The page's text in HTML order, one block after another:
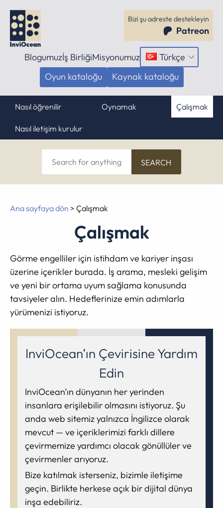
Bizi şu adreste destekleyin
Patreon
Blogumuzİş BirliğiMisyonumuz Türkçe
Menüyü
aç
Oyun kataloğu Kaynak kataloğu
Nasıl öğrenilir Oynamak Çalışmak
Nasıl iletişim kurulur
Search
for
Ana sayfaya dön > Çalışmak
Çalışmak
Görme engelliler için istihdam ve kariyer inşası
üzerine içerikler burada. İş arama, mesleki gelişim
ve yeni bir ortama uyum sağlama konusunda
tavsiyeler alın. Hedeflerinize emin adımlarla
yürümenizi istiyoruz.
InviOcean’ın Çevirisine Yardım
Edin
InviOcean’ın dünyanın her yerinden
insanlara erişilebilir olmasını istiyoruz. Şu
anda web sitemiz yalnızca İngilizce olarak
mevcut — ve içeriklerimizi farklı dillere
çevirmemize yardımcı olacak gönüllüler ve
çevirmenler arıyoruz.
Bize katılmak isterseniz, bizimle iletişime
geçin. Birlikte herkese açık bir dijital dünya
inşa edebiliriz.